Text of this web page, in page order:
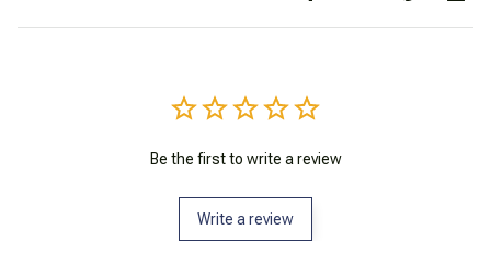
Be the first to write a review
Write a review